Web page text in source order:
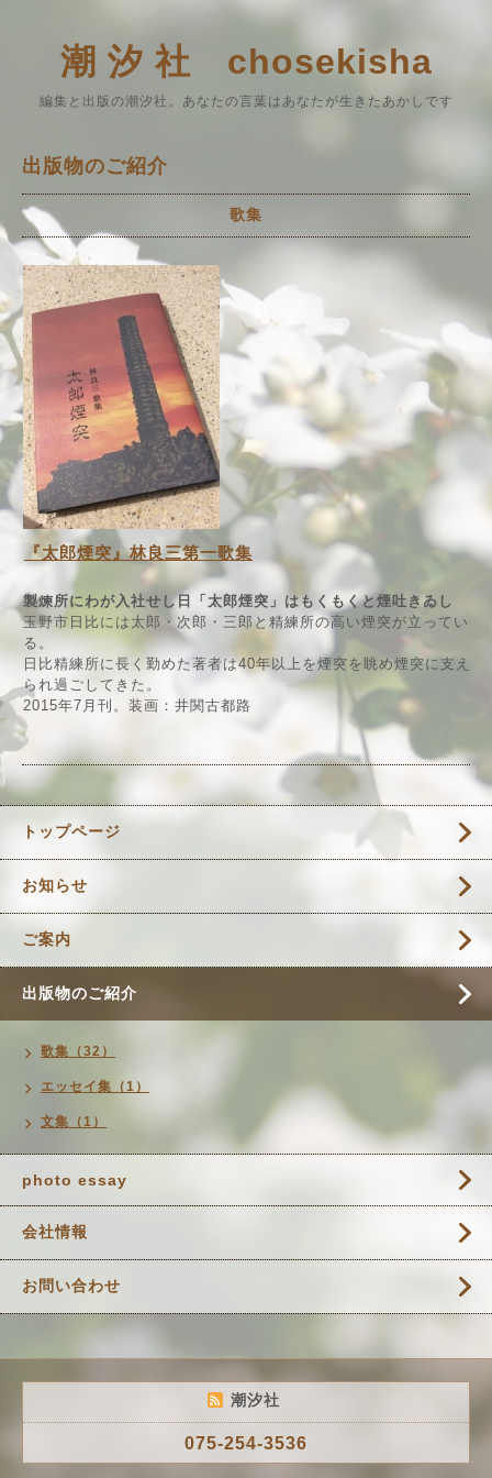
潮 汐 社 chosekisha
編集と出版の潮汐社。あなたの言葉はあなたが生きたあかしです
出版物のご紹介
歌集
『太郎煙突』林良三第一歌集
製煉所にわが入社せし日「太郎煙突」はもくもくと煙吐きゐし
玉野市日比には太郎・次郎・三郎と精練所の高い煙突が立ってい
る。
日比精練所に長く勤めた著者は40年以上を煙突を眺め煙突に支え
られ過ごしてきた。
2015年7月刊。装画：井関古都路
トップページ
お知らせ
ご案内
出版物のご紹介
歌集（32）
エッセイ集（1）
文集（1）
photo essay
会社情報
お問い合わせ
潮汐社
075-254-3536